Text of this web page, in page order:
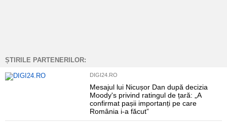
ȘTIRILE PARTENERILOR:
DIGI24.RO
Mesajul lui Nicușor Dan după decizia
Moody's privind ratingul de țară: „A
confirmat pașii importanți pe care
România i-a făcut”